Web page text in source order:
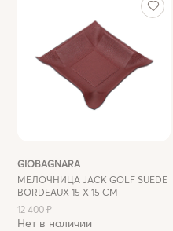
GIOBAGNARA
МЕЛОЧНИЦА JACK GOLF SUEDE
BORDEAUX 15 X 15 СМ
12 400 ₽
Нет в наличии